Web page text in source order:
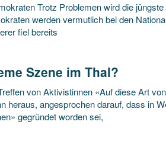
Trotz Problemen wird die
werden vermutlich bei den
fiel bereits
Szene im Thal?
von Aktivistinnen «Auf diese Art
heraus, angesprochen darauf, dass in
gegründet worden sei,